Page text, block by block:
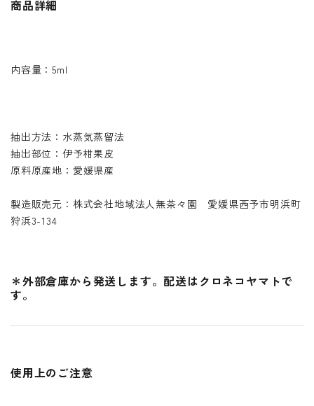
商品詳細
内容量：5ml
抽出方法：水蒸気蒸留法
抽出部位：伊予柑果皮
原料原産地：愛媛県産
製造販売元：株式会社地域法人無茶々園 愛媛県西予市明浜町
狩浜3-134
＊外部倉庫から発送します。配送はクロネコヤマトで
す。
使用上のご注意